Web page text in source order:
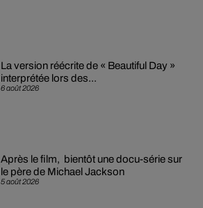
6 août 2026
La version réécrite de « Beautiful Day »
interprétée lors des...
5 août 2026
Après le film, bientôt une docu-série sur
le père de Michael Jackson